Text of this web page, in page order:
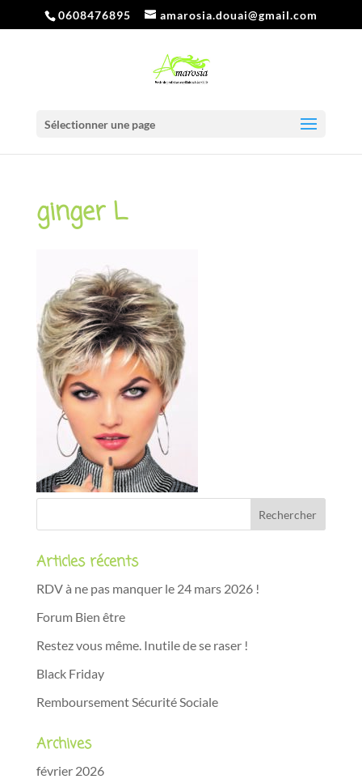
0608476895 amarosia.douai@gmail.com
Sélectionner une page
ginger L
Articles récents
RDV à ne pas manquer le 24 mars 2026 !
Forum Bien être
Restez vous même. Inutile de se raser !
Black Friday
Remboursement Sécurité Sociale
Archives
février 2026